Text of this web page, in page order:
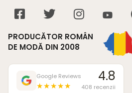
PRODUCĂTOR ROMÂN
DE MODĂ DIN 2008
Google Reviews
★★★★★
4.8
408 recenzii